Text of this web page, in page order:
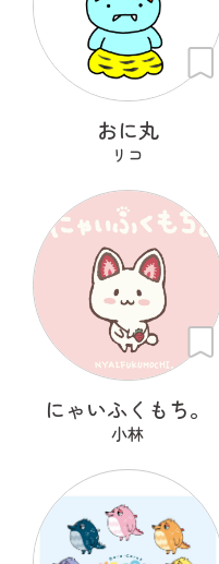
おに丸
リコ
にゃいふくもち。
小林